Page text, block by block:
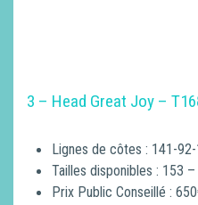
3 – Head Great Joy –
Lignes de côtes : 141-
Tailles disponibles : 153
Prix Public Conseillé :